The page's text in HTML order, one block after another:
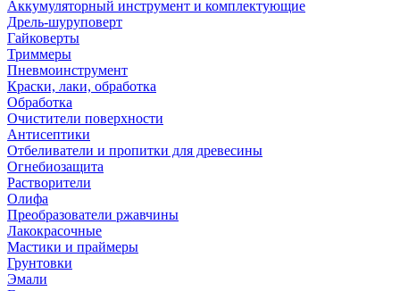
Аккумуляторный инструмент и комплектующие
Дрель-шуруповерт
Гайковерты
Триммеры
Пневмоинструмент
Краски, лаки, обработка
Обработка
Очистители поверхности
Антисептики
Отбеливатели и пропитки для древесины
Огнебиозащита
Растворители
Олифа
Преобразователи ржавчины
Лакокрасочные
Мастики и праймеры
Грунтовки
Эмали